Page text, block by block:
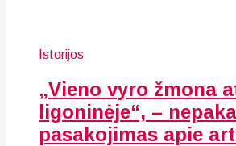
Istorijos
„Vieno vyro žmona
ligoninėje“, –
pasakojimas apie